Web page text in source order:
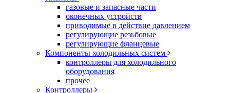
газовые и запасные части
оконечных устройств
приводимые в действие давлением
регулирующие резьбовые
регулирующие фланцевые
Компоненты холодильных систем
контроллеры для холодильного
оборудования
прочее
Контроллеры